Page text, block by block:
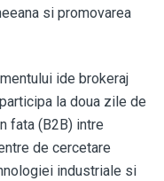
si promovarea
ide brokeraj
la doua zile de
fata (B2B) intre
de cercetare
industriale si